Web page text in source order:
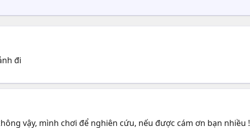
đi
vậy, mình chơi để nghiên cứu, nếu được cám ơn bạn nhiều !